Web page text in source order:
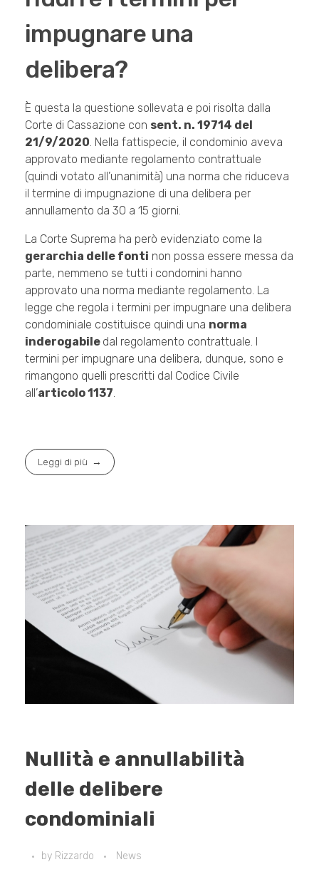
impugnare una
delibera?
È questa la questione sollevata e poi risolta dalla
Corte di Cassazione con sent. n. 19714 del
21/9/2020. Nella fattispecie, il condominio aveva
approvato mediante regolamento contrattuale
(quindi votato all’unanimità) una norma che riduceva
il termine di impugnazione di una delibera per
annullamento da 30 a 15 giorni.
La Corte Suprema ha però evidenziato come la
gerarchia delle fonti non possa essere messa da
parte, nemmeno se tutti i condomini hanno
approvato una norma mediante regolamento. La
legge che regola i termini per impugnare una delibera
condominiale costituisce quindi una norma
inderogabile dal regolamento contrattuale. I
termini per impugnare una delibera, dunque, sono e
rimangono quelli prescritti dal Codice Civile
all’articolo 1137.
Leggi di più
Nullità e annullabilità
delle delibere
condominiali
by Rizzardo News